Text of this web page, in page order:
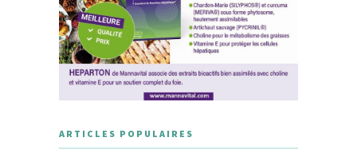
ARTICLES POPULAIRES